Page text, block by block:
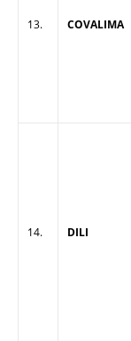
13. COVALIMA
14. DILI